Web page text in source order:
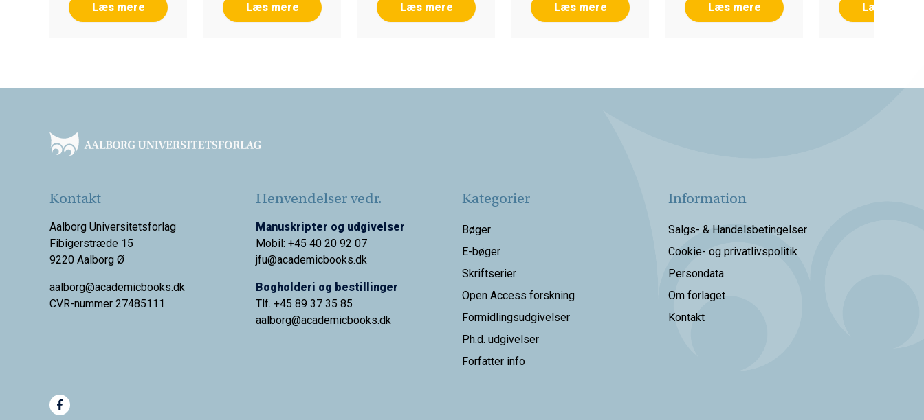
Læs mere Læs mere Læs mere Læs mere Læs mere Læs mere
Kontakt
Aalborg Universitetsforlag
Fibigerstræde 15
9220 Aalborg Ø
aalborg@academicbooks.dk
CVR-nummer 27485111
Henvendelser vedr.
Manuskripter og udgivelser
Mobil: +45 40 20 92 07
jfu@academicbooks.dk
Bogholderi og bestillinger
Tlf. +45 89 37 35 85
aalborg@academicbooks.dk
Kategorier
Bøger
E-bøger
Skriftserier
Open Access forskning
Formidlingsudgivelser
Ph.d. udgivelser
Forfatter info
Information
Salgs- & Handelsbetingelser
Cookie- og privatlivspolitik
Persondata
Om forlaget
Kontakt